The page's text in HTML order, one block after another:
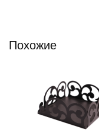
Похожие